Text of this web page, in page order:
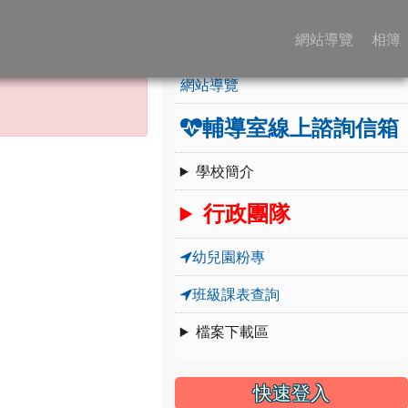
網站導覽 相簿
學校簡介
網站導覽
輔導室線上諮詢信箱
學校簡介
行政團隊
幼兒園粉專
班級課表查詢
檔案下載區
快速登入